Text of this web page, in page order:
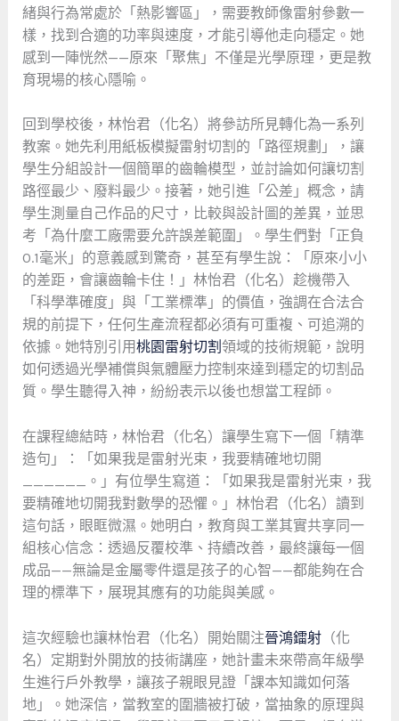
緒與行為常處於「熱影響區」，需要教師像雷射參數一
樣，找到合適的功率與速度，才能引導他走向穩定。她
感到一陣恍然——原來「聚焦」不僅是光學原理，更是教
育現場的核心隱喻。
回到學校後，林怡君（化名）將參訪所見轉化為一系列
教案。她先利用紙板模擬雷射切割的「路徑規劃」，讓
學生分組設計一個簡單的齒輪模型，並討論如何讓切割
路徑最少、廢料最少。接著，她引進「公差」概念，請
學生測量自己作品的尺寸，比較與設計圖的差異，並思
考「為什麼工廠需要允許誤差範圍」。學生們對「正負
0.1毫米」的意義感到驚奇，甚至有學生說：「原來小小
的差距，會讓齒輪卡住！」林怡君（化名）趁機帶入
「科學準確度」與「工業標準」的價值，強調在合法合
規的前提下，任何生產流程都必須有可重複、可追溯的
依據。她特別引用桃園雷射切割 領域的技術規範，說明
如何透過光學補償與氣體壓力控制來達到穩定的切割品
質。學生聽得入神，紛紛表示以後也想當工程師。
在課程總結時，林怡君（化名）讓學生寫下一個「精準
造句」：「如果我是雷射光束，我要精確地切開
______。」有位學生寫道：「如果我是雷射光束，我
要精確地切開我對數學的恐懼。」林怡君（化名）讀到
這句話，眼眶微濕。她明白，教育與工業其實共享同一
組核心信念：透過反覆校準、持續改善，最終讓每一個
成品——無論是金屬零件還是孩子的心智——都能夠在合
理的標準下，展現其應有的功能與美感。
這次經驗也讓林怡君（化名）開始關注晉鴻鐳射（化
名）定期對外開放的技術講座，她計畫未來帶高年級學
生進行戶外教學，讓孩子親眼見證「課本知識如何落
地」。她深信，當教室的圍牆被打破，當抽象的原理與